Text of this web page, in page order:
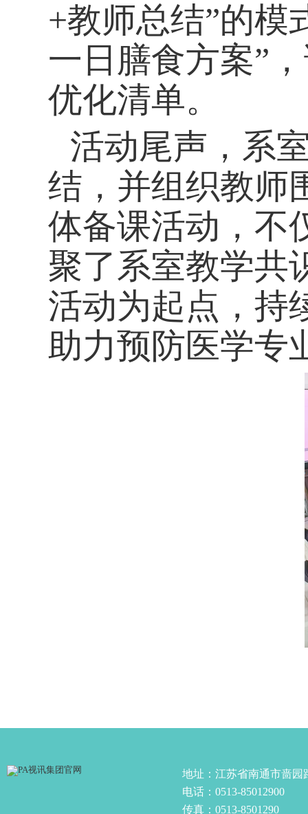
+教师总结”的模
一日膳食方案”
优化清单。
活动尾声，系
结，并组织教师
体备课活动，不
聚了系室教学共
活动为起点，持
助力预防医学专
地址：江苏省南通市啬园
电话：0513-85012900
传真：0513-8501290